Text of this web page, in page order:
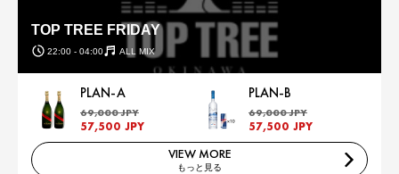
TOP TREE FRIDAY
22:00 - 04:00 ALL MIX
PLAN-A
69,000 JPY
57,500 JPY
PLAN-B
69,000 JPY
57,500 JPY
VIEW MORE
もっと見る